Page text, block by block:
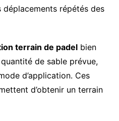
déplacements répétés des
terrain de padelbien
de sable prévue,
d’application. Ces
d’obtenir un terrain